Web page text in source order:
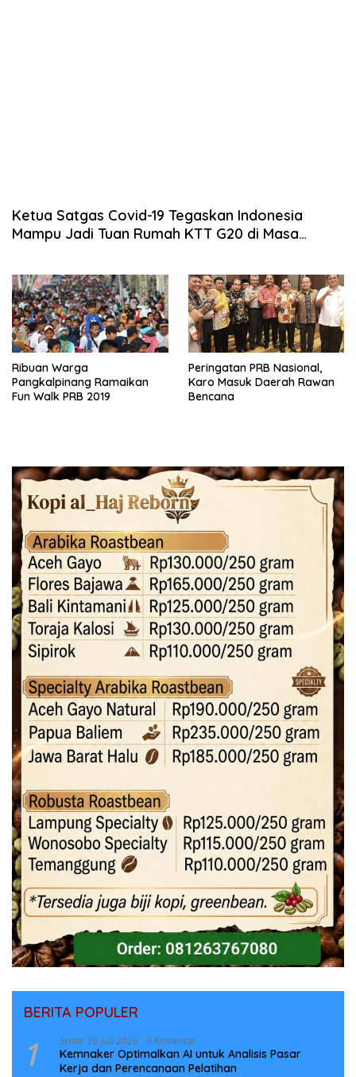
Ketua Satgas Covid-19 Tegaskan Indonesia
Mampu Jadi Tuan Rumah KTT G20 di Masa
Ribuan Warga
Pangkalpinang Ramaikan
Fun Walk PRB 2019
Peringatan PRB Nasional,
Karo Masuk Daerah Rawan
Bencana
BERITA POPULER
1 Senin, 20 Juli 2026 0 Komentar
Kemnaker Optimalkan AI untuk Analisis Pasar
Kerja dan Perencanaan Pelatihan